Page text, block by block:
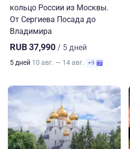
кольцо России из Москвы.
От Сергиева Посада до
Владимира
RUB 37,990 / 5 дней
5 дней 10 авг. — 14 авг. +9